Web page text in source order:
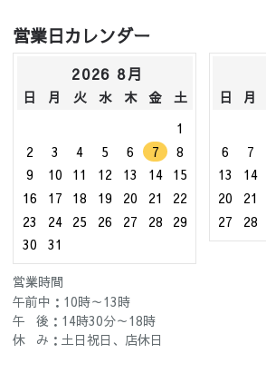
営業日カレンダー
2026 8月
日 月 火 水 木 金
土
1
2
3 4 5 6 7
8
9
10 11 12 13 14
15
16
17 18 19 20 21
22
23
24 25 26 27 28
29
30
31
日 月
6
7
13
14
20
21
27
28
営業時間
午前中：10時～13時
午 後：14時30分～18時
休 み：土日祝日、店休日